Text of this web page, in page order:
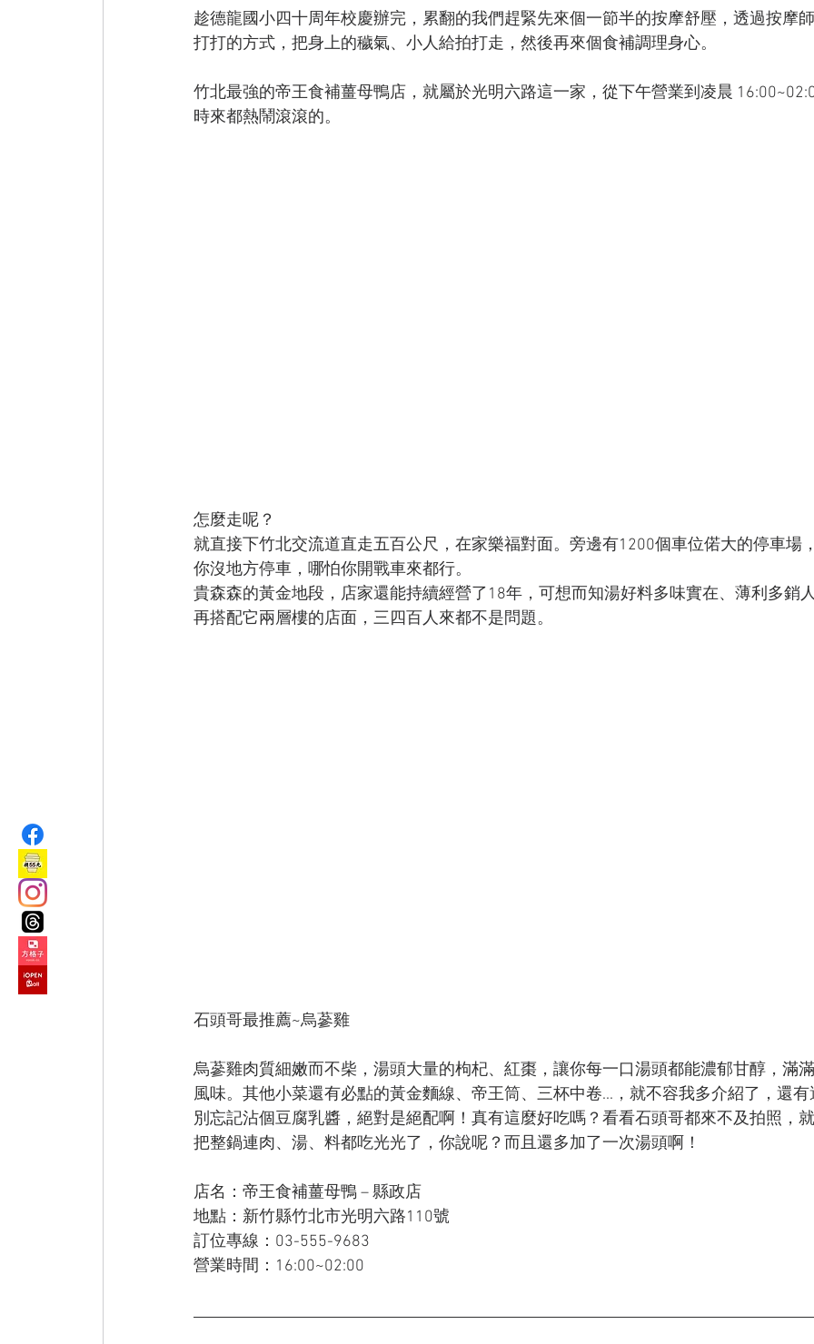
趁德龍國小四十周年校慶辦完，累翻的我們趕緊先來個一節半的按摩舒壓，透過按摩
打打的方式，把身上的穢氣、小人給拍打走，然後再來個食補調理身心。
竹北最強的帝王食補薑母鴨店，就屬於光明六路這一家，從下午營業到凌晨
時來都熱鬧滾滾的。
怎麼走呢？
就直接下竹北交流道直走五百公尺，在家樂福對面。旁邊有1200個車位偌大的停車場
你沒地方停車，哪怕你開戰車來都行。
貴森森的黃金地段，店家還能持續經營了18年，可想而知湯好料多味實在、薄利多銷
再搭配它兩層樓的店面，三四百人來都不是問題。
石頭哥最推薦~烏蔘雞
烏蔘雞肉質細嫩而不柴，湯頭大量的枸杞、紅棗，讓你每一口湯頭都能濃郁甘醇，滿
風味。其他小菜還有必點的黃金麵線、帝王筒、三杯中卷...，就不容我多介紹了，還有
別忘記沾個豆腐乳醬，絕對是絕配啊！真有這麼好吃嗎？看看石頭哥都來不及拍照，
把整鍋連肉、湯、料都吃光光了，你說呢？而且還多加了一次湯頭啊！
店名：帝王食補薑母鴨 – 縣政店
地點：新竹縣竹北市光明六路110號
訂位專線：03-555-9683
營業時間：16:00~02:00